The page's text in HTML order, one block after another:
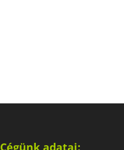
Cégünk adatai: